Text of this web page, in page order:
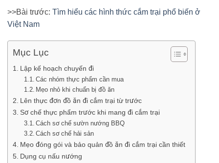
>>Bài trước: Tìm hiểu các hình thức cắm trại phổ biến ở
Việt Nam
Mục Lục
Lập kế hoạch chuyến đi
Các nhóm thực phẩm cần mua
Mẹo nhỏ khi chuẩn bị đồ ăn
Lên thực đơn đồ ăn đi cắm trại từ trước
Sơ chế thực phẩm trước khi mang đi cắm trại
Cách sơ chế sườn nướng BBQ
Cách sơ chế hải sản
Mẹo đóng gói và bảo quản đồ ăn đi cắm trại cần thiết
Dụng cụ nấu nướng